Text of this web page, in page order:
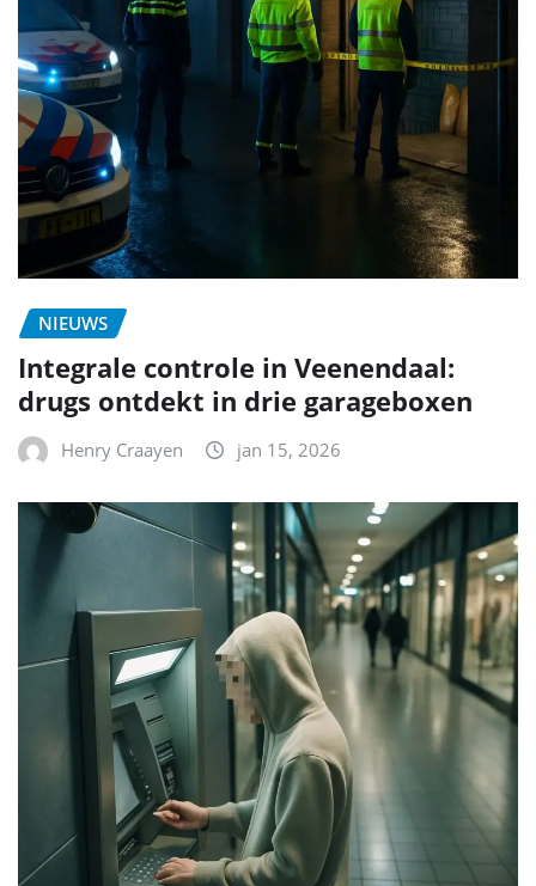
NIEUWS
Integrale controle in Veenendaal:
drugs ontdekt in drie garageboxen
Henry Craayen jan 15, 2026